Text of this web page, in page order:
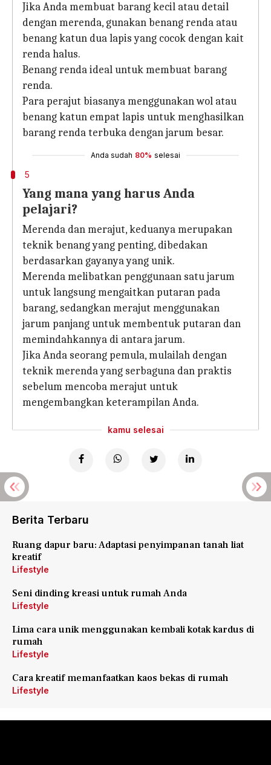
Jika Anda membuat barang kecil atau detail
dengan merenda, gunakan benang renda atau
benang katun dua lapis yang cocok dengan kait
renda halus.
Benang renda ideal untuk membuat barang
renda.
Para perajut biasanya menggunakan wol atau
benang katun empat lapis untuk menghasilkan
barang renda terbuka dengan jarum besar.
Anda sudah 80% selesai
5
Yang mana yang harus Anda
pelajari?
Merenda dan merajut, keduanya merupakan
teknik benang yang penting, dibedakan
berdasarkan gayanya yang unik.
Merenda melibatkan penggunaan satu jarum
untuk langsung mengaitkan putaran pada
barang, sedangkan merajut menggunakan
jarum panjang untuk membentuk putaran dan
memindahkannya di antara jarum.
Jika Anda seorang pemula, mulailah dengan
teknik merenda yang serbaguna dan praktis
sebelum mencoba merajut untuk
mengembangkan keterampilan Anda.
kamu selesai
Berita Terbaru
Ruang dapur baru: Adaptasi penyimpanan tanah liat
kreatif
Lifestyle
Seni dinding kreasi untuk rumah Anda
Lifestyle
Lima cara unik menggunakan kembali kotak kardus di
rumah
Lifestyle
Cara kreatif memanfaatkan kaos bekas di rumah
Lifestyle